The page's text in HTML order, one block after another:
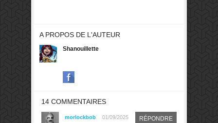
A PROPOS DE L'AUTEUR
Shanouillette
14 COMMENTAIRES
morlockbob 01/09/2025 RÉPONDRE